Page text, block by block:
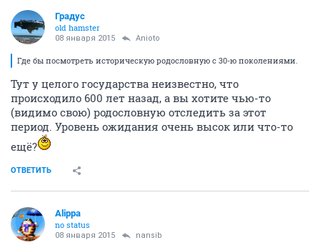
Градус
old hamster
08 января 2015 Anioto
Где бы посмотреть историческую родословную с 30-ю поколениями.
Тут у целого государства неизвестно, что
происходило 600 лет назад, а вы хотите чью-то
(видимо свою) родословную отследить за этот
период. Уровень ожидания очень высок или что-то
ещё?
ОТВЕТИТЬ
Alippa
no status
08 января 2015 nansib